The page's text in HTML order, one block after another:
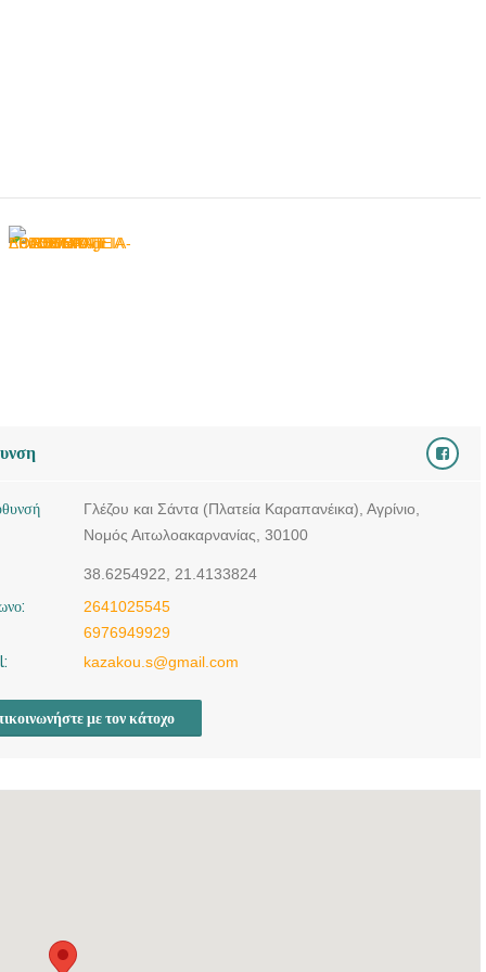
ΛΟΓΟΥ - doctors4u.gr
Γλέζου και Σάντα (Πλατεία Καραπανέικα), Αγρίνιο,
Νομός Αιτωλοακαρνανίας, 30100
38.6254922, 21.4133824
2641025545
6976949929
kazakou.s@gmail.com
με τον κάτοχο